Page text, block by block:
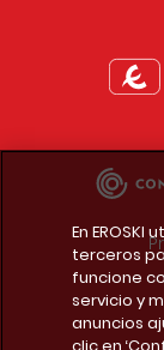
En
terceros
funcione
servicio y
anuncios
clic en